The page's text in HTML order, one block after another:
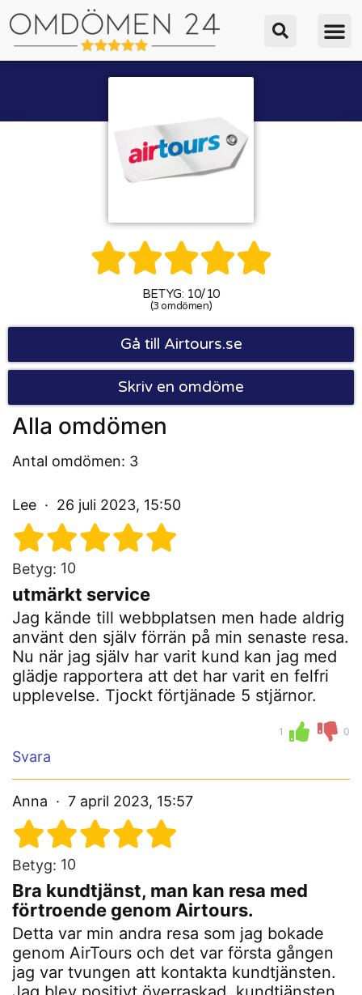

BETYG: 10/10
(3 omdömen)
Gå till Airtours.se
Skriv en omdöme
Alla omdömen
Antal omdömen: 3
Lee 26 juli 2023, 15:50
Betyg: 10
utmärkt service
Jag kände till webbplatsen men hade aldrig
använt den själv förrän på min senaste resa.
Nu när jag själv har varit kund kan jag med
glädje rapportera att det har varit en felfri
upplevelse. Tjockt förtjänade 5 stjärnor.
1 0
Svara
Anna 7 april 2023, 15:57
Betyg: 10
Bra kundtjänst, man kan resa med
förtroende genom Airtours.
Detta var min andra resa som jag bokade
genom AirTours och det var första gången
jag var tvungen att kontakta kundtjänsten.